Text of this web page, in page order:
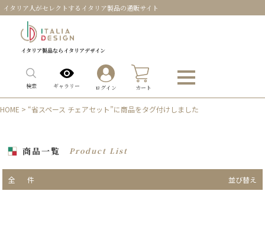
イタリア人がセレクトするイタリア製品の通販サイト
イタリア製品ならイタリアデザイン
検索 ギャラリー ログイン カート
HOME > “省スペース チェアセット”に商品をタグ付けしました
商品一覧 Product List
全 件 並び替え